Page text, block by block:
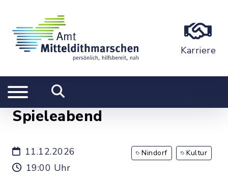
Karriere
Spieleabend
11.12.2026
19:00 Uhr
Nindorf Kultur